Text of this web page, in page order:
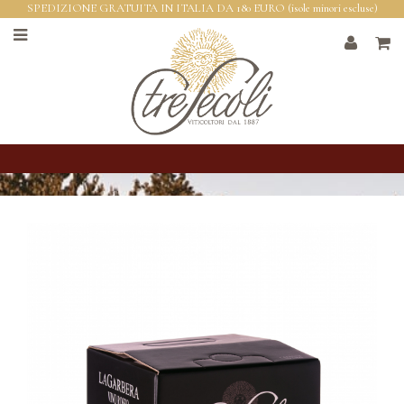
SPEDIZIONE GRATUITA IN ITALIA DA 180 EURO (isole minori escluse)